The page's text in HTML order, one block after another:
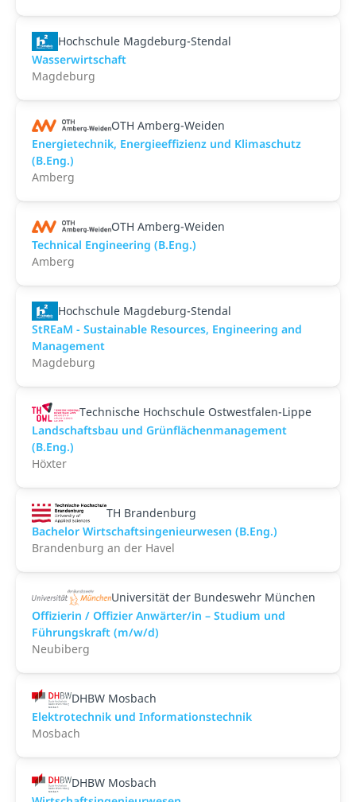
Hochschule Magdeburg-Stendal
Wasserwirtschaft
Magdeburg
OTH Amberg-Weiden
Energietechnik, Energieeffizienz und Klimaschutz
(B.Eng.)
Amberg
OTH Amberg-Weiden
Technical Engineering (B.Eng.)
Amberg
Hochschule Magdeburg-Stendal
StREaM - Sustainable Resources, Engineering and
Management
Magdeburg
Technische Hochschule Ostwestfalen-Lippe
Landschaftsbau und Grünflächenmanagement
(B.Eng.)
Höxter
TH Brandenburg
Bachelor Wirtschaftsingenieurwesen (B.Eng.)
Brandenburg an der Havel
Universität der Bundeswehr München
Offizierin / Offizier Anwärter/in – Studium und
Führungskraft (m/w/d)
Neubiberg
DHBW Mosbach
Elektrotechnik und Informationstechnik
Mosbach
DHBW Mosbach